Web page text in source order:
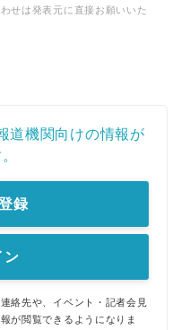
せは発表元に直接お願いいた
道機関向けの情報が
録
ン
絡先や、イベント・記者会見
が閲覧できるようになりま